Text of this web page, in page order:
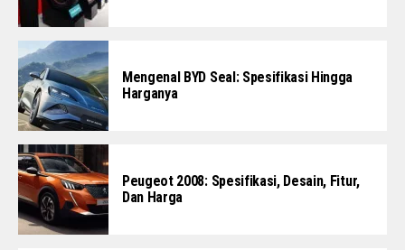
Mengenal BYD Seal: Spesifikasi Hingga
Harganya
Peugeot 2008: Spesifikasi, Desain, Fitur,
Dan Harga